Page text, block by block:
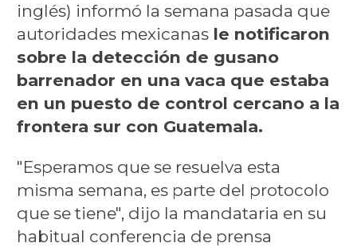
inglés) informó la semana pasada que
autoridades mexicanasle notificaron
sobre la detección de gusano
barrenador en una vaca que estaba
en un puesto de control cercano a la
frontera sur con Guatemala.
"Esperamos que se resuelva esta
misma semana, es parte del protocolo
que se tiene", dijo la mandataria en su
habitual conferencia de prensa